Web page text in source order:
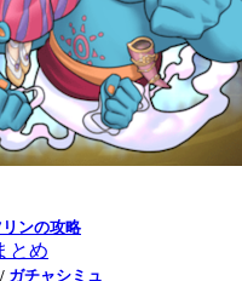
ンの攻略
とめ
/ ガチャシミュ